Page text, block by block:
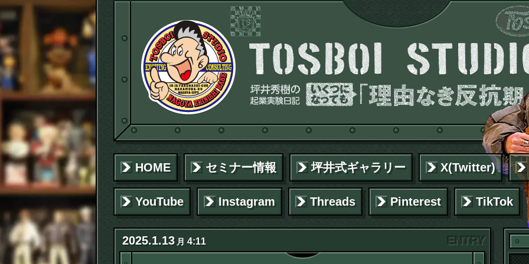
HOME セミナー情報 坪井式ギャラリー X(Twitter)
YouTube Instagram Threads Pinterest TikTok
2025.1.13 月 4:11